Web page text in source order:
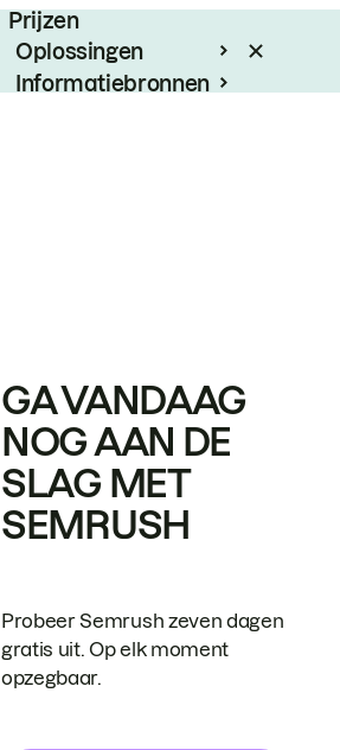
Prijzen
Oplossingen
Informatiebronnen
GA VANDAAG
NOG AAN DE
SLAG MET
SEMRUSH
Probeer Semrush zeven dagen
gratis uit. Op elk moment
opzegbaar.